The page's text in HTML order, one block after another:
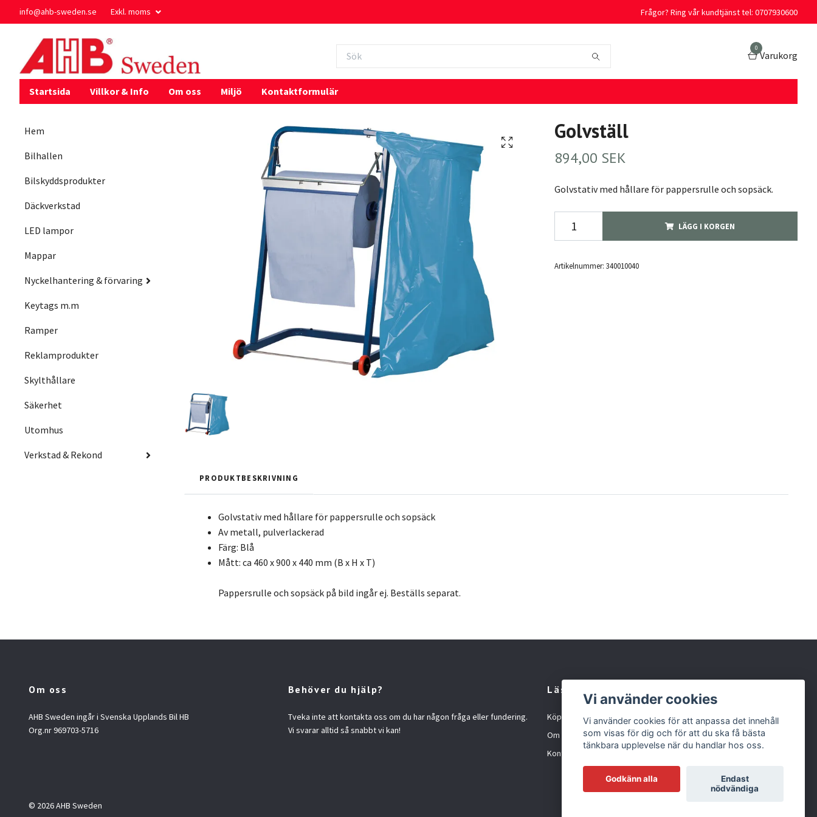
info@ahb-sweden.se Exkl. moms Frågor? Ring vår kundtjänst tel: 0707930600
0
Varukorg
Startsida Villkor & Info Om oss Miljö Kontaktformulär
Hem
Bilhallen
Bilskyddsprodukter
Däckverkstad
LED lampor
Mappar
Nyckelhantering & förvaring
Keytags m.m
Ramper
Reklamprodukter
Skylthållare
Säkerhet
Utomhus
Verkstad & Rekond
Golvställ
894,00 SEK
Golvstativ med hållare för pappersrulle och sopsäck.
LÄGG I KORGEN
Artikelnummer: 340010040
PRODUKTBESKRIVNING
Golvstativ med hållare för pappersrulle och sopsäck
Av metall, pulverlackerad
Färg: Blå
Mått: ca 460 x 900 x 440 mm (B x H x T)
Pappersrulle och sopsäck på bild ingår ej. Beställs separat.
Om oss
AHB Sweden ingår i Svenska Upplands Bil HB
Org.nr 969703-5716
Behöver du hjälp?
Tveka inte att kontakta oss om du har någon fråga eller fundering.
Vi svarar alltid så snabbt vi kan!
Läs mer
Köpvillkor
Om oss
Kontakt
© 2026 AHB Sweden
Vi använder cookies
Vi använder cookies för att anpassa det innehåll
som visas för dig och för att du ska få bästa
tänkbara upplevelse när du handlar hos oss.
Godkänn alla
Endast
nödvändiga